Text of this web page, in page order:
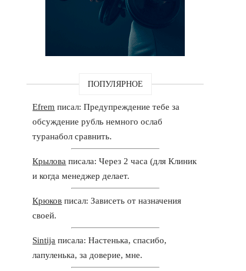
ПОПУЛЯРНОЕ
Efrem писал: Предупреждение тебе за
обсуждение рубль немного ослаб
туранабол сравнить.
Крылова писала: Через 2 часа (для Клиник
и когда менеджер делает.
Крюков писал: Зависеть от назначения
своей.
Sintija писала: Настенька, спасибо,
лапуленька, за доверие, мне.